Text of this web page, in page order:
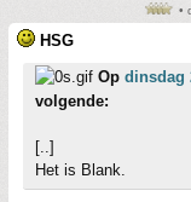
•
HSG
Op dinsdag
volgende:
[..]
Het is Blank.